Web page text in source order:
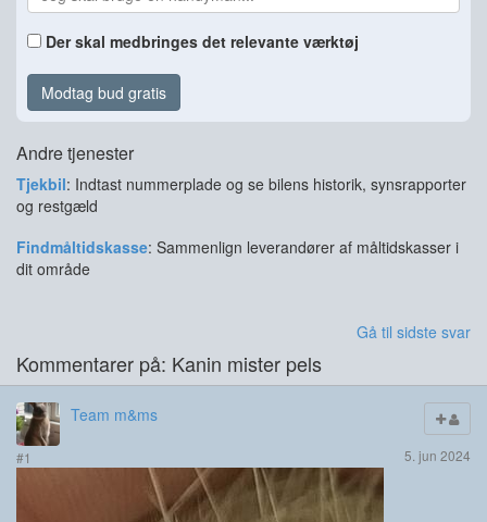
Der skal medbringes det relevante værktøj
Modtag bud gratis
Andre tjenester
Tjekbil: Indtast nummerplade og se bilens historik, synsrapporter
og restgæld
Findmåltidskasse: Sammenlign leverandører af måltidskasser i
dit område
Gå til sidste svar
Kommentarer på: Kanin mister pels
Team m&ms
#1 5. jun 2024